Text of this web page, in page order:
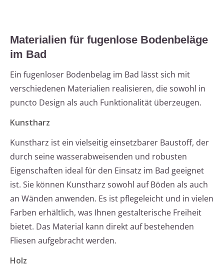
Materialien für fugenlose Bodenbeläge
im Bad
Ein fugenloser Bodenbelag im Bad lässt sich mit
verschiedenen Materialien realisieren, die sowohl in
puncto Design als auch Funktionalität überzeugen.
Kunstharz
Kunstharz ist ein vielseitig einsetzbarer Baustoff, der
durch seine wasserabweisenden und robusten
Eigenschaften ideal für den Einsatz im Bad geeignet
ist. Sie können Kunstharz sowohl auf Böden als auch
an Wänden anwenden. Es ist pflegeleicht und in vielen
Farben erhältlich, was Ihnen gestalterische Freiheit
bietet. Das Material kann direkt auf bestehenden
Fliesen aufgebracht werden.
Holz